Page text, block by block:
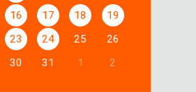
16 17 18
19
23 24 25
26
30 31 1 2